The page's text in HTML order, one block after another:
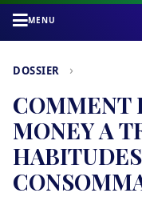
MENU
DOSSIER ›
COMMENT
MONEY A